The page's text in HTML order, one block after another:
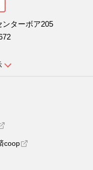
ンターボア205
coop